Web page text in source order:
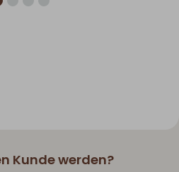
Kunde werden?